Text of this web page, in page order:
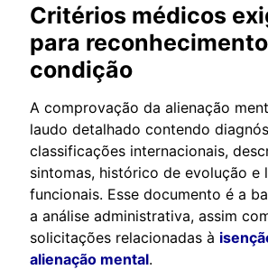
Critérios médicos
para
condição
A comprovação da alienação
laudo detalhado contendo
classificações internacionais,
sintomas, histórico de evolução e
funcionais. Esse documento é a
a análise administrativa, assim
solicitações relacionadas à
alienação mental.